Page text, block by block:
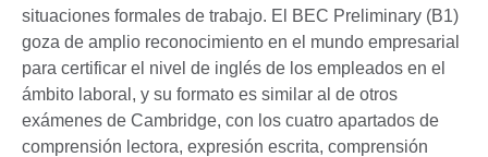
situaciones formales de trabajo. El BEC Preliminary (B1)
goza de amplio reconocimiento en el mundo empresarial
para certificar el nivel de inglés de los empleados en el
ámbito laboral, y su formato es similar al de otros
exámenes de Cambridge, con los cuatro apartados de
comprensión lectora, expresión escrita, comprensión